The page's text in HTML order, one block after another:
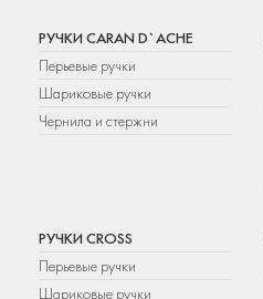
РУЧКИ CARAN D`ACHE
Перьевые ручки
Шариковые ручки
Чернила и стержни
РУЧКИ CROSS
Перьевые ручки
Шариковые ручки